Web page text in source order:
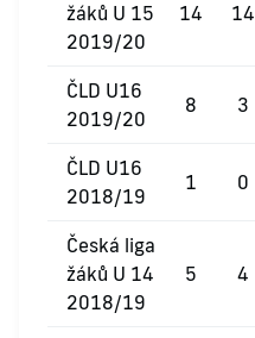
žáků U 15
2019/20
14 14
ČLD U16
2019/20
8 3
ČLD U16
2018/19
1 0
Česká liga
žáků U 14
2018/19
5 4